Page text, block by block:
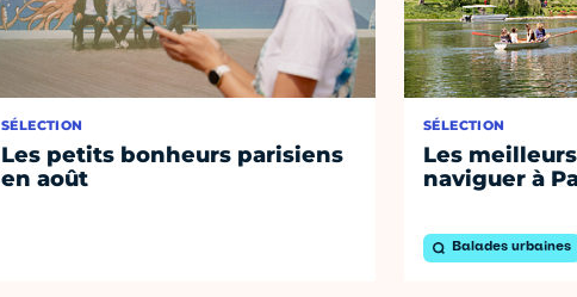
SÉLECTION
Les petits bonheurs parisiens
en août
SÉLECTION
Les
naviguer à
Balades urbaines